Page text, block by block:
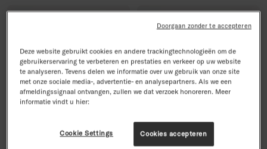
4.3/5 4.8/5
Deze website gebruikt cookies en andere trackingtechnologieën om de
gebruikerservaring te verbeteren en prestaties en verkeer op uw website
te analyseren. Tevens delen we informatie over uw gebruik van onze site
met onze sociale media-, advertentie- en analysepartners. Als we een
afmeldingssignaal ontvangen, zullen we dat verzoek honoreren. Meer
informatie vindt u hier:
Cookies accepteren
Cookie Settings
Doorgaan zonder te accepteren